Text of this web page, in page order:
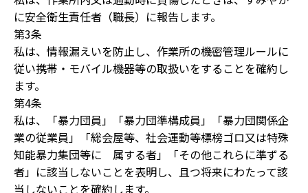
に安全衛生責任者（職長）に報告します。
第3条
私は、情報漏えいを防止し、作業所の機密管理ルールに
従い携帯・モバイル機器等の取扱いをすることを確約し
ます。
第4条
私は、「暴力団員」「暴力団準構成員」「暴力団関係企
業の従業員」「総会屋等、社会運動等標榜ゴロ又は特殊
知能暴力集団等に 属する者」「その他これらに準ずる
者」に該当しないことを表明し、且つ将来にわたって該
当しないことを確約します。